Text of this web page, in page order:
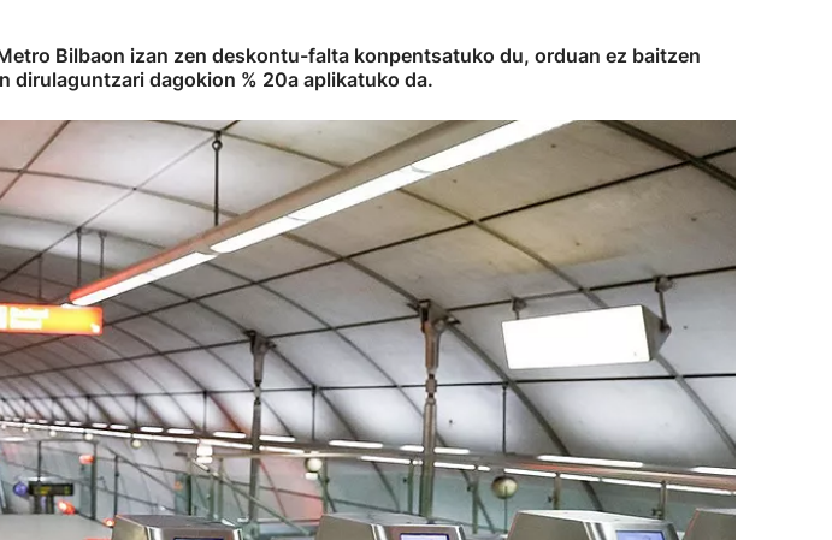
Bilbaon izan zen deskontu-falta konpentsatuko du, orduan ez baitzen
dirulaguntzari dagokion % 20a aplikatuko da.